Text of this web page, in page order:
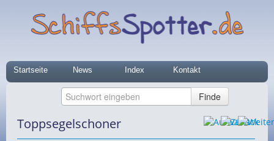
Startseite News Index Kontakt
Toppsegelschoner